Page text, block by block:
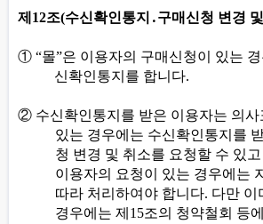
제 12조(수신확인통지 ․구매신청 변경
① “몰”은 이용자의 구매신청이 있는
신확인통지를 합니다.
② 수신확인통지를 받은 이용자는 의사
있는 경우에는 수신확인통지를
청 변경 및 취소를 요청할 수 있
이용자의 요청이 있는 경우에는
따라 처리하여야 합니다. 다만 이
경우에는 제 15조의 청약철회 등